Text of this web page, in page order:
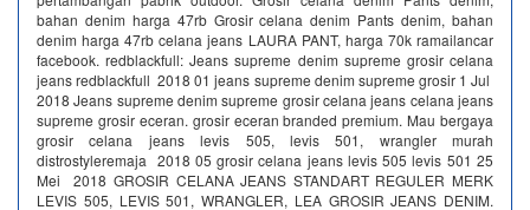
bahan denim harga 47rb Grosir celana denim Pants denim, bahan
denim harga 47rb celana jeans LAURA PANT, harga 70k ramailancar
facebook. redblackfull: Jeans supreme denim supreme grosir celana
jeans redblackfull 2018 01 jeans supreme denim supreme grosir 1 Jul
2018 Jeans supreme denim supreme grosir celana jeans celana jeans
supreme grosir eceran. grosir eceran branded premium. Mau bergaya
grosir celana jeans levis 505, levis 501, wrangler murah
distrostyleremaja 2018 05 grosir celana jeans levis 505 levis 501 25
Mei 2018 GROSIR CELANA JEANS STANDART REGULER MERK
LEVIS 505, LEVIS 501, WRANGLER, LEA GROSIR JEANS DENIM.